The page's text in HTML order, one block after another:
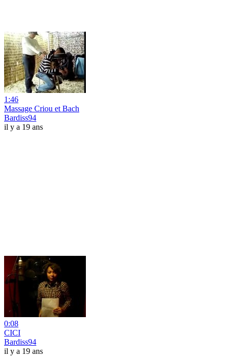
1:46
Massage Criou et Bach
Bardiss94
il y a 19 ans
0:08
CICI
Bardiss94
il y a 19 ans